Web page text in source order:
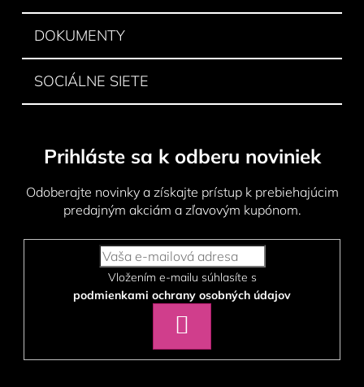
DOKUMENTY
SOCIÁLNE SIETE
Prihláste sa k odberu noviniek
Odoberajte novinky a získajte prístup k prebiehajúcim
predajným akciám a zľavovým kupónom.
podmienkami ochrany osobných údajov
SA